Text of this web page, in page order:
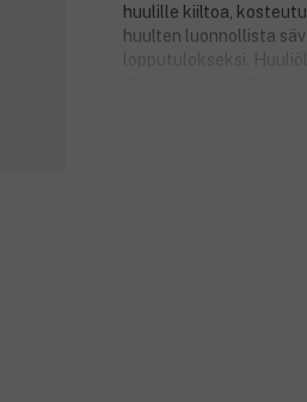
huulille kiiltoa,
huulten luonnollista
lopputulokseksi.